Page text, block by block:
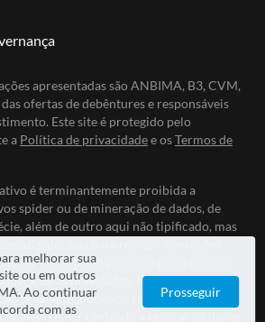
melhorar sua
ou em outros
Ao continuar
com as
Prosseguir
apresentadas são ANBIMA, B3, CVM,
ofertas de debêntures e responsáveis
Este site é protegido pelo
a Política de privacidadee osTermos de
é terminantemente proibida a
spider ou de mineração de dados, de
além de outro aqui não tipificado, mas
uso seja em proveito próprio ou de
outras finalidades, ficando sujeito
brasileira, podendo responder nas
além de ser obrigado a reparar os danos